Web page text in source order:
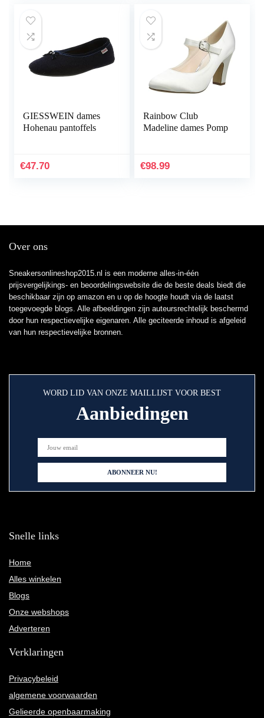
GIESSWEIN dames
Hohenau pantoffels
€47.70
Rainbow Club
Madeline dames Pomp
€98.99
Over ons
Sneakersonlineshop2015.nl is een moderne alles-in-één
prijsvergelijkings- en beoordelingswebsite die de beste deals biedt die
beschikbaar zijn op amazon en u op de hoogte houdt via de laatst
toegevoegde blogs. Alle afbeeldingen zijn auteursrechtelijk beschermd
door hun respectievelijke eigenaren. Alle geciteerde inhoud is afgeleid
van hun respectievelijke bronnen.
WORD LID VAN ONZE MAILLIJST VOOR BEST
Aanbiedingen
Snelle links
Home
Alles winkelen
Blogs
Onze webshops
Adverteren
Verklaringen
Privacybeleid
algemene voorwaarden
Gelieerde openbaarmaking